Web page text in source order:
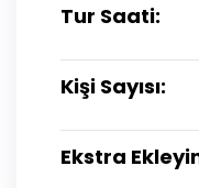
Tur Saati:
Kişi Sayısı:
Ekstra